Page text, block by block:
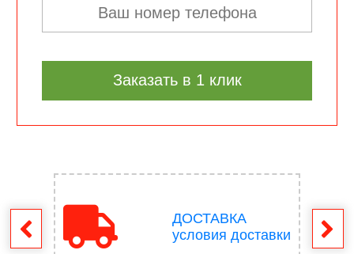
Заказать в 1 клик
ДОСТАВКА
условия доставки